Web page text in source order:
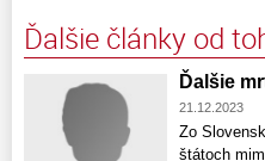
Ďalšie články od
Ďalšie
21.12.2023
Zo
štátoch